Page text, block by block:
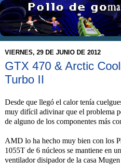
VIERNES, 29 DE JUNIO DE 2012
GTX 470 & Arctic
Turbo II
Desde que llegó el calor tenía
muy difícil adivinar que el problema
de alguno de los componentes más
AMD lo ha hecho muy bien con los
1055T de 6 núcleos se mantiene en
ventilador disipador de la casa